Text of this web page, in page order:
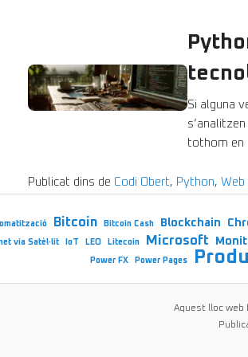
Si alguna
tothom en
Publicat dins de Codi Obert, Python, Web
Bitcoin Bitcoin Cash Blockchain
via Satèl·lit IoT LEO Litecoin Microsoft
Power FX Power Pages
Aquest lloc web